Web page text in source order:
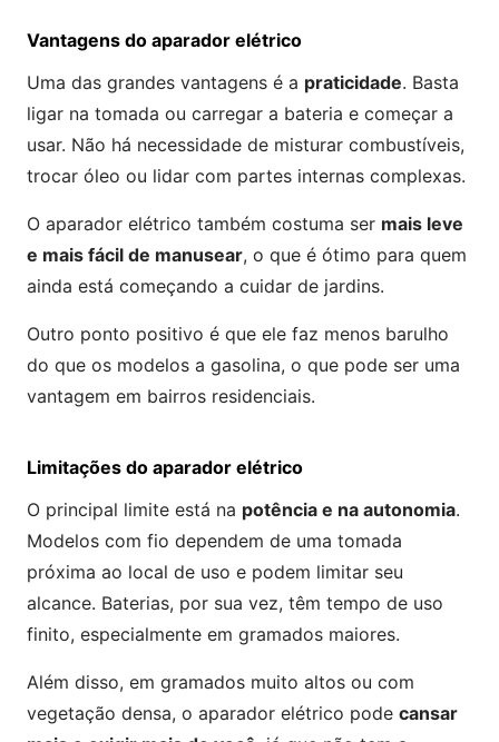
Vantagens do aparador elétrico
Uma das grandes vantagens é a praticidade. Basta
ligar na tomada ou carregar a bateria e começar a
usar. Não há necessidade de misturar combustíveis,
trocar óleo ou lidar com partes internas complexas.
O aparador elétrico também costuma ser mais leve
e mais fácil de manusear, o que é ótimo para quem
ainda está começando a cuidar de jardins.
Outro ponto positivo é que ele faz menos barulho
do que os modelos a gasolina, o que pode ser uma
vantagem em bairros residenciais.
Limitações do aparador elétrico
O principal limite está na potência e na autonomia.
Modelos com fio dependem de uma tomada
próxima ao local de uso e podem limitar seu
alcance. Baterias, por sua vez, têm tempo de uso
finito, especialmente em gramados maiores.
Além disso, em gramados muito altos ou com
vegetação densa, o aparador elétrico pode cansar